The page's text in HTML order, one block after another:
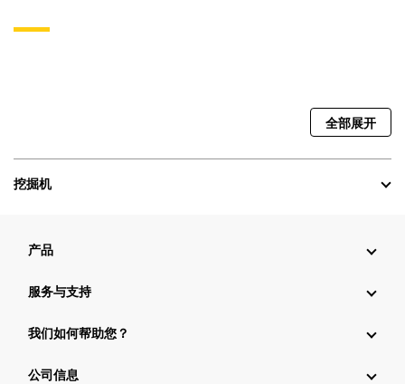
全部展开
挖掘机
产品
服务与支持
我们如何帮助您？
公司信息